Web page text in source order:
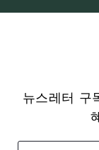
뉴스레터 구